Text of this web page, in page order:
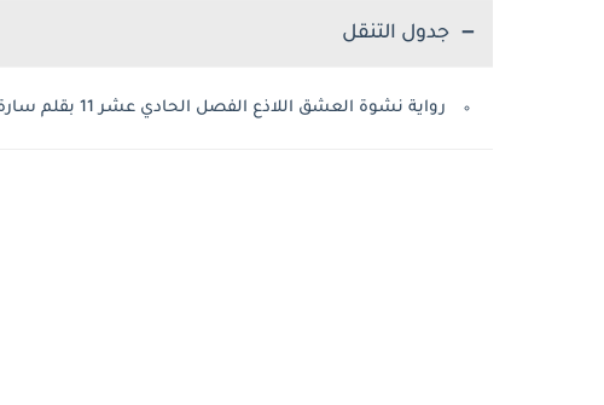
جدول التنقل
رواية نشوة العشق اللاذع الفصل الحادي عشر 11 بقلم سارة علي